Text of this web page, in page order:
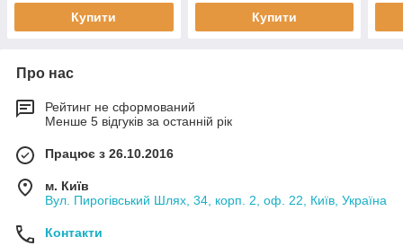
Купити Купити
Про нас
Рейтинг не сформований
Менше 5 відгуків за останній рік
Працює з 26.10.2016
м. Київ
Вул. Пирогівський Шлях, 34, корп. 2, оф. 22, Київ, Україна
Контакти